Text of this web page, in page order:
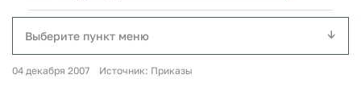
Выберите пункт меню
04 декабря 2007 Источник: Приказы